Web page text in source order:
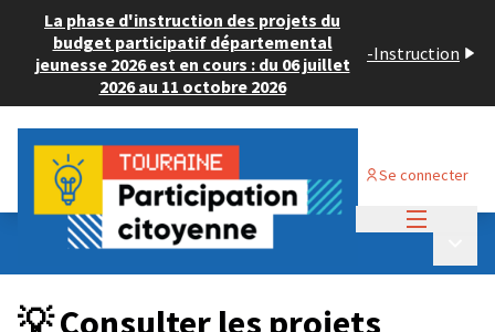
La phase d'instruction des projets du
budget participatif départemental
jeunesse 2026 est en cours : du 06 juillet
2026 au 11 octobre 2026
-Instruction
Se connecter
Budget Participatif JEUNESSE 2024
💡 Consulter les projets déposés
💡 Consulter les projets